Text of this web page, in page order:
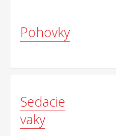
Pohovky
Sedacie
vaky